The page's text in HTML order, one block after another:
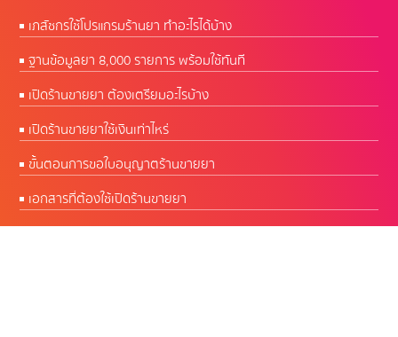
เภสัชกรใช้โปรแกรมร้านยา ทำอะไรได้บ้าง
ฐานข้อมูลยา 8,000 รายการ พร้อมใช้ทันที
เปิดร้านขายยา ต้องเตรียมอะไรบ้าง
เปิดร้านขายยาใช้เงินเท่าไหร่
ขั้นตอนการขอใบอนุญาตร้านขายยา
เอกสารที่ต้องใช้เปิดร้านขายยา